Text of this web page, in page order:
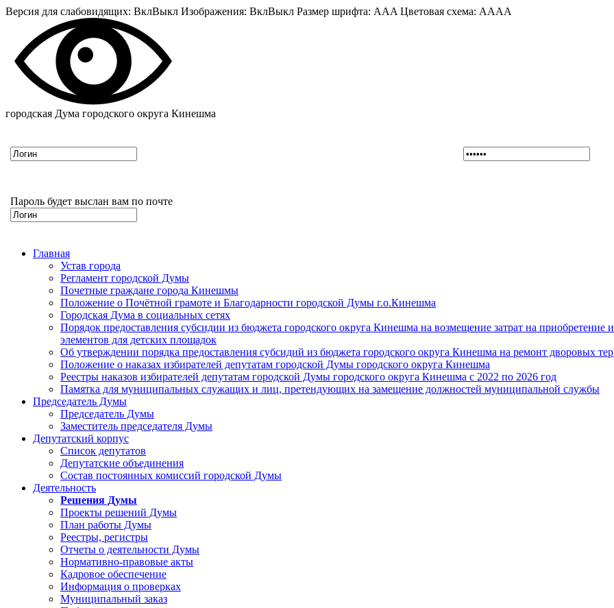
Версия для слабовидящих: ВклВыкл Изображения: ВклВыкл Размер шрифта: AAA Цветовая схема: AAAA
городская Дума городского округа Кинешма
Пароль будет выслан вам по почте
Главная
Устав города
Регламент городской Думы
Почетные граждане города Кинешмы
Положение о Почётной грамоте и Благодарности городской Думы г.о.Кинешма
Городская Дума в социальных сетях
Порядок предоставления субсидии из бюджета городского округа Кинешма на возмещение затрат на
элементов для детских площадок
Об утверждении порядка предоставления субсидий из бюджета городского округа Кинешма на ремонт дворовых
Положение о наказах избирателей депутатам городской Думы городского округа Кинешма
Реестры наказов избирателей депутатам городской Думы городского округа Кинешма с 2022 по 2026 год
Памятка для муниципальных служащих и лиц, претендующих на замещение должностей муниципальной службы
Председатель Думы
Председатель Думы
Заместитель председателя Думы
Депутатский корпус
Список депутатов
Депутатские объединения
Состав постоянных комиссий городской Думы
Деятельность
Решения Думы
Проекты решений Думы
План работы Думы
Реестры, регистры
Отчеты о деятельности Думы
Нормативно-правовые акты
Кадровое обеспечение
Информация о проверках
Муниципальный заказ